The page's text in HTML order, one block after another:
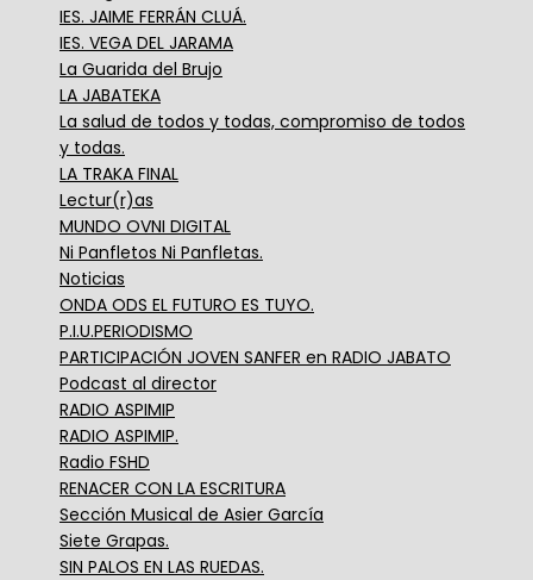
IES. JAIME FERRÁN CLUÁ.
IES. VEGA DEL JARAMA
La Guarida del Brujo
LA JABATEKA
La salud de todos y todas, compromiso de todos
y todas.
LA TRAKA FINAL
Lectur(r)as
MUNDO OVNI DIGITAL
Ni Panfletos Ni Panfletas.
Noticias
ONDA ODS EL FUTURO ES TUYO.
P.I.U.PERIODISMO
PARTICIPACIÓN JOVEN SANFER en RADIO JABATO
Podcast al director
RADIO ASPIMIP
RADIO ASPIMIP.
Radio FSHD
RENACER CON LA ESCRITURA
Sección Musical de Asier García
Siete Grapas.
SIN PALOS EN LAS RUEDAS.